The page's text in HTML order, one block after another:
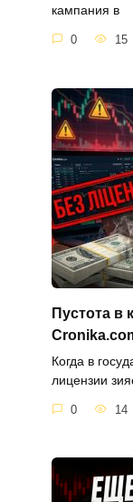
кампания в
0 15
Пустота в
Когда в
лицензии
0 14